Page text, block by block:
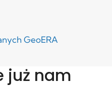
GeoERA
już nam